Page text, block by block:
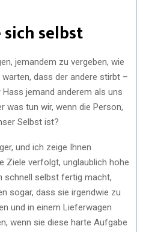
sich selbst
jemandem zu vergeben, wie
dass der andere stirbt –
jemand anderem als uns
was tun wir, wenn die Person,
Selbst ist?
und ich zeige Ihnen
Ziele verfolgt, unglaublich hohe
schnell selbst fertig macht,
sogar, dass sie irgendwie zu
und in einem Lieferwagen
wenn sie diese harte Aufgabe